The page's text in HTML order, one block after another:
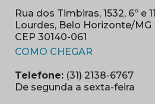
Rua dos Timbiras, 1532, 6º e
Lourdes, Belo Horizonte/MG
CEP 30140-061
COMO CHEGAR
Telefone: (31) 2138-6767
De segunda a sexta-feira